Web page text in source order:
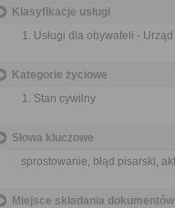
Klasyfikacje usługi
Usługi dla obywateli -
Kategorie życiowe
Stan cywilny
Słowa kluczowe
sprostowanie, błąd pisarski,
Miejsce składania dokumentów